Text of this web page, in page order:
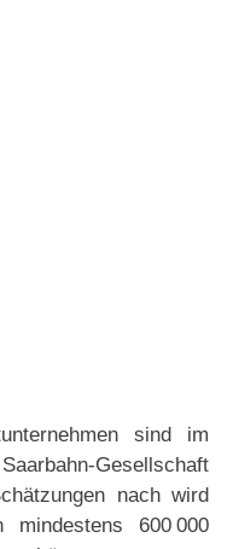
sind im
Gesellschaft
nach wird
600 000